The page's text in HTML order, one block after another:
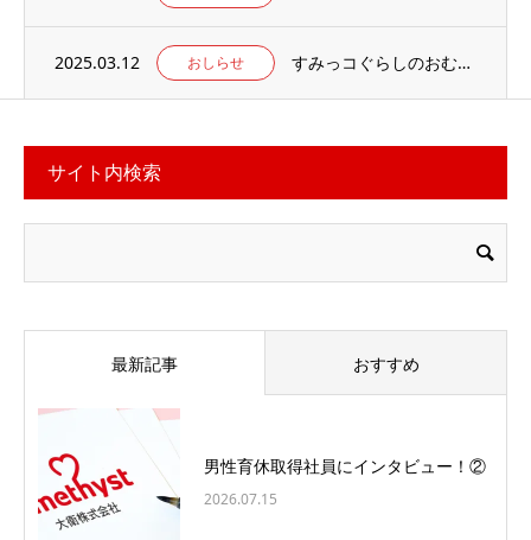
2025.03.12 おしらせ すみっコぐらしのおむつ替えマット 当社楽天ECサイトでお取り扱い中
サイト内検索
最新記事 おすすめ
男性育休取得社員にインタビュー！②
2026.07.15